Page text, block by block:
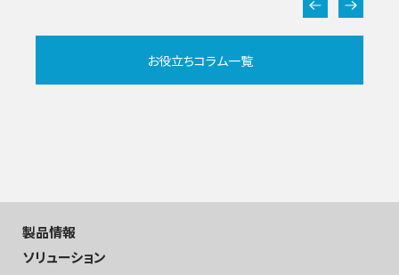
お役立ちコラム一覧
製品情報
ソリューション